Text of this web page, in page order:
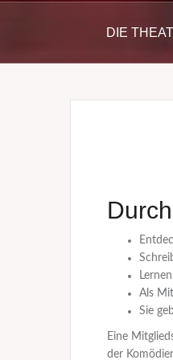
DIE
Als
Sie
Eine
der